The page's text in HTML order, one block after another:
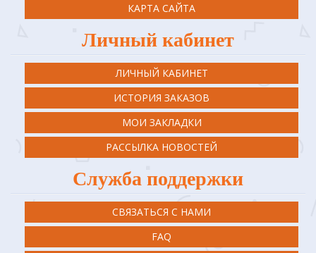
КАРТА САЙТА
Личный кабинет
ЛИЧНЫЙ КАБИНЕТ
ИСТОРИЯ ЗАКАЗОВ
МОИ ЗАКЛАДКИ
РАССЫЛКА НОВОСТЕЙ
Служба поддержки
СВЯЗАТЬСЯ С НАМИ
FAQ